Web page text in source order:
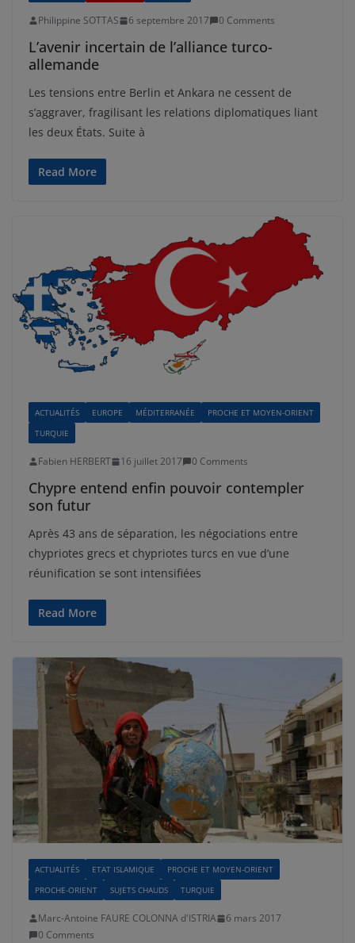
Philippine SOTTAS 6 septembre 2017 0 Comments
L’avenir incertain de l’alliance turco-
allemande
Les tensions entre Berlin et Ankara ne cessent de
s’aggraver, fragilisant les relations diplomatiques liant
les deux États. Suite à
Read More
ACTUALITÉS EUROPE MÉDITERRANÉE
PROCHE ET MOYEN-ORIENT
TURQUIE
Fabien HERBERT 16 juillet 2017 0 Comments
Chypre entend enfin pouvoir contempler
son futur
Après 43 ans de séparation, les négociations entre
chypriotes grecs et chypriotes turcs en vue d’une
réunification se sont intensifiées
Read More
ACTUALITÉS ETAT ISLAMIQUE
PROCHE ET MOYEN-ORIENT
PROCHE-ORIENT
SUJETS CHAUDS TURQUIE
Marc-Antoine FAURE COLONNA d'ISTRIA
6 mars 2017
0 Comments